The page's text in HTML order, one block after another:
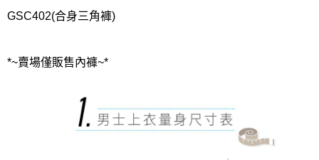
GSC402(合身三角褲)
*~賣場僅販售內褲~*